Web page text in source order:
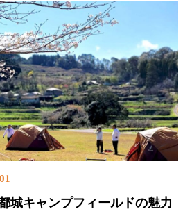
城キャンプフィールドの魅力